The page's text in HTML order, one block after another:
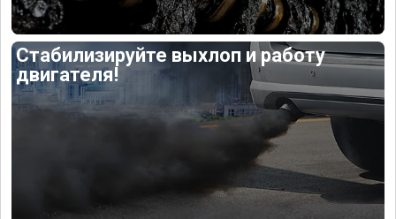
Стабилизируйте выхлоп и работу
двигателя!